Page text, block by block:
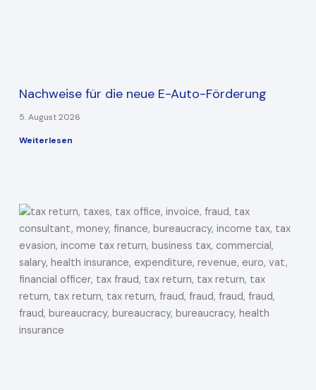
Nachweise für die neue E-Auto-Förderung
5. August 2026
Weiterlesen